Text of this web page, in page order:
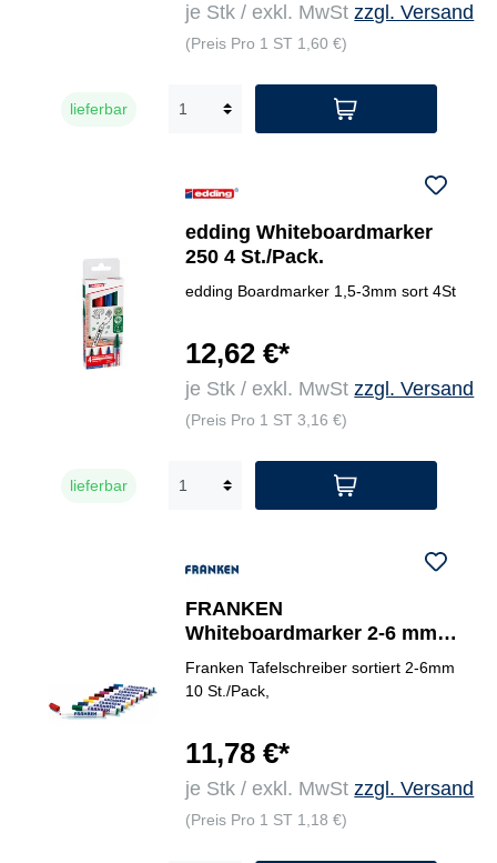
je Stk / exkl. MwStzzgl. Versand
(Preis Pro 1 ST 1,60 €)
lieferbar
edding Whiteboardmarker
250 4 St./Pack.
edding Boardmarker 1,5-3mm sort 4St
12,62 €*
je Stk / exkl. MwStzzgl. Versand
(Preis Pro 1 ST 3,16 €)
lieferbar
FRANKEN
Whiteboardmarker 2-6 mm
10 St./Pack.
Franken Tafelschreiber sortiert 2-6mm
10 St./Pack,
11,78 €*
je Stk / exkl. MwStzzgl. Versand
(Preis Pro 1 ST 1,18 €)